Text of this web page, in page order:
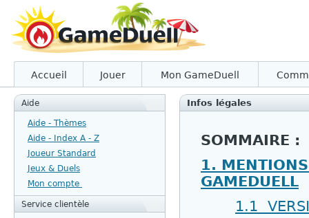
Accueil Jouer Mon GameDuell
Aide
Aide - Thèmes
Aide - Index A - Z
Joueur Standard
Jeux & Duels
Mon compte
Service clientèle
Infos légales
SOMMAIRE :
1.
GAMEDUELL
1.1